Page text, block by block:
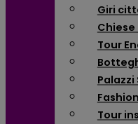
Giri
Chiese
Tour
Tour